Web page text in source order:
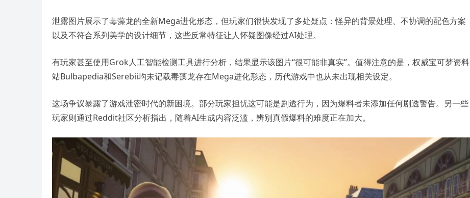
泄露图片展示了毒藻龙的全新Mega进化形态，但玩家们很快发现了多处疑点：怪异的背景处理、不协调的配色方案
以及不符合系列美学的设计细节，这些反常特征让人怀疑图像经过AI处理。
有玩家甚至使用Grok人工智能检测工具进行分析，结果显示该图片“很可能非真实”。值得注意的是，权威宝可梦资料
站Bulbapedia和Serebii均未记载毒藻龙存在Mega进化形态，历代游戏中也从未出现相关设定。
这场争议暴露了游戏泄密时代的新困境。部分玩家担忧这可能是剧透行为，因为爆料者未添加任何剧透警告。另一些
玩家则通过Reddit社区分析指出，随着AI生成内容泛滥，辨别真假爆料的难度正在加大。